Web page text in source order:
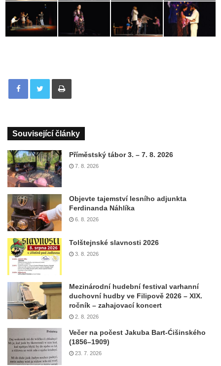
Tisknout
Související články
Příměstský tábor 3. – 7. 8. 2026
7. 8. 2026
Objevte tajemství lesního adjunkta
Ferdinanda Náhlíka
6. 8. 2026
Tolštejnské slavnosti 2026
3. 8. 2026
Mezinárodní hudební festival varhanní
duchovní hudby ve Filipově 2026 – XIX.
ročník – zahajovací koncert
2. 8. 2026
Večer na počest Jakuba Bart-Ćišinského
(1856–1909)
23. 7. 2026